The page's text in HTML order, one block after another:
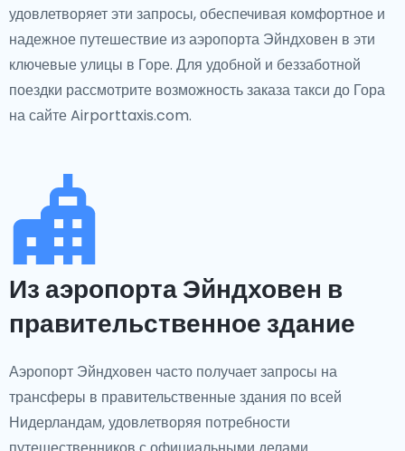
удовлетворяет эти запросы, обеспечивая комфортное и
надежное путешествие из аэропорта Эйндховен в эти
ключевые улицы в Горе. Для удобной и беззаботной
поездки рассмотрите возможность заказа такси до Гора
на сайте Airporttaxis.com.
Из аэропорта Эйндховен в
правительственное здание
Аэропорт Эйндховен часто получает запросы на
трансферы в правительственные здания по всей
Нидерландам, удовлетворяя потребности